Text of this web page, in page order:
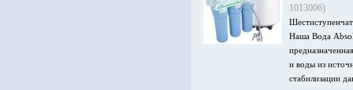
1013006)
Наша Вода
и воды из
стабилизации